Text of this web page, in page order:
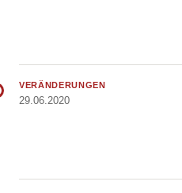
VERÄNDERUNGEN
29.06.2020